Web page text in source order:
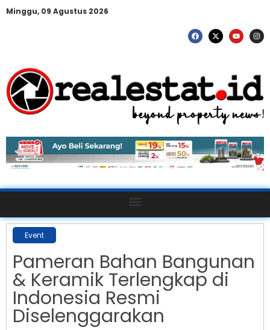
Minggu, 09 Agustus 2026
Event
Pameran Bahan Bangunan
& Keramik Terlengkap di
Indonesia Resmi
Diselenggarakan